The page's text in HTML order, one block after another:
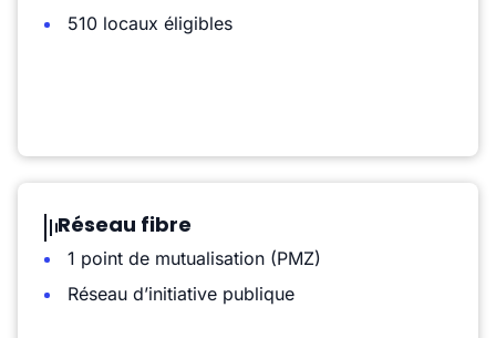
510 locaux éligibles
Réseau fibre
1 point de mutualisation (PMZ)
Réseau d’initiative publique